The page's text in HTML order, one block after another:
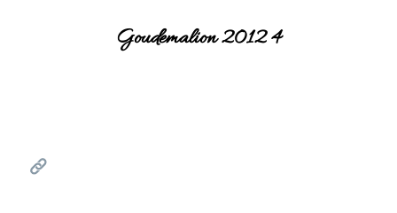
Goudemalion 2012 4